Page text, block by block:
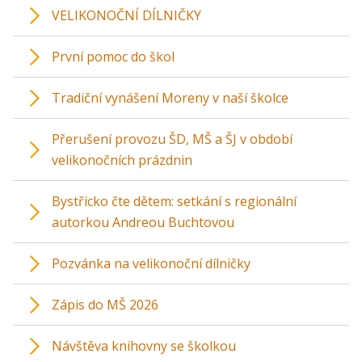
VELIKONOČNÍ DÍLNIČKY
První pomoc do škol
Tradiční vynášení Moreny v naší školce
Přerušení provozu ŠD, MŠ a ŠJ v období
velikonočních prázdnin
Bystřicko čte dětem: setkání s regionální
autorkou Andreou Buchtovou
Pozvánka na velikonoční dílničky
Zápis do MŠ 2026
Návštěva knihovny se školkou